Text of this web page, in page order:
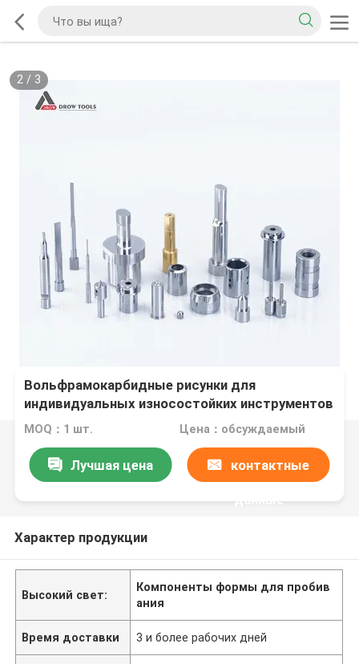
2/ 3
Вольфрамокарбидные рисунки для
индивидуальных износостойких инструментов
и компонентов
MOQ：1 шт. Цена：обсуждаемый
Лучшая цена контактные
данные
Характер продукции
Высокий свет:
Компоненты формы для пробив
ания
Время доставки 3 и более рабочих дней